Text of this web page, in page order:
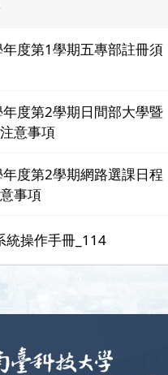
度第1學期五專部註冊須
度第2學期日間部大學暨
意事項
度第2學期網路選課日程
事項
統操作手冊_114